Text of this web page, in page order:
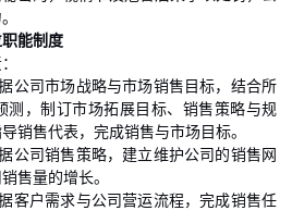
能制度
：
司市场战略与市场销售目标，结合所
测，制订市场拓展目标、销售策略与规
销售代表，完成销售与市场目标。
司销售策略，建立维护公司的销售网
售量的增长。
户需求与公司营运流程，完成销售任